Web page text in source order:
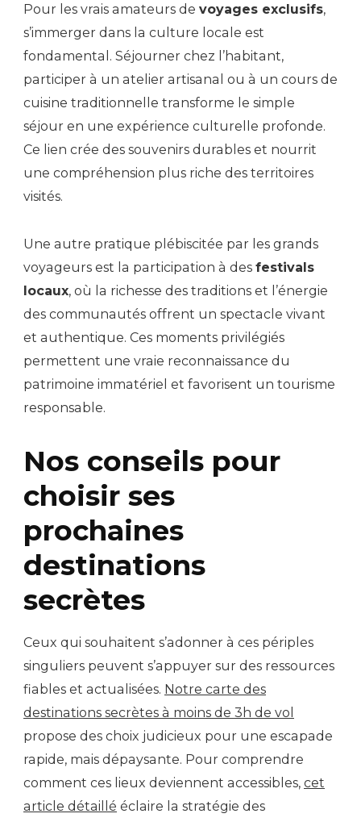
Pour les vrais amateurs de voyages exclusifs,
s’immerger dans la culture locale est
fondamental. Séjourner chez l’habitant,
participer à un atelier artisanal ou à un cours de
cuisine traditionnelle transforme le simple
séjour en une expérience culturelle profonde.
Ce lien crée des souvenirs durables et nourrit
une compréhension plus riche des territoires
visités.
Une autre pratique plébiscitée par les grands
voyageurs est la participation à des festivals
locaux, où la richesse des traditions et l’énergie
des communautés offrent un spectacle vivant
et authentique. Ces moments privilégiés
permettent une vraie reconnaissance du
patrimoine immatériel et favorisent un tourisme
responsable.
Nos conseils pour
choisir ses
prochaines
destinations
secrètes
Ceux qui souhaitent s’adonner à ces périples
singuliers peuvent s’appuyer sur des ressources
fiables et actualisées. Notre carte des
destinations secrètes à moins de 3h de vol
propose des choix judicieux pour une escapade
rapide, mais dépaysante. Pour comprendre
comment ces lieux deviennent accessibles, cet
article détaillé éclaire la stratégie des